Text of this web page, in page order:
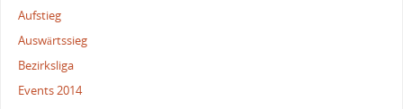
Aufstieg
Auswärtssieg
Bezirksliga
Events 2014